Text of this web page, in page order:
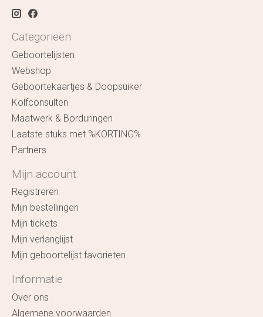
Categorieën
Geboortelijsten
Webshop
Geboortekaartjes & Doopsuiker
Kolfconsulten
Maatwerk & Borduringen
Laatste stuks met %KORTING%
Partners
Mijn account
Registreren
Mijn bestellingen
Mijn tickets
Mijn verlanglijst
Mijn geboortelijst favorieten
Informatie
Over ons
Algemene voorwaarden